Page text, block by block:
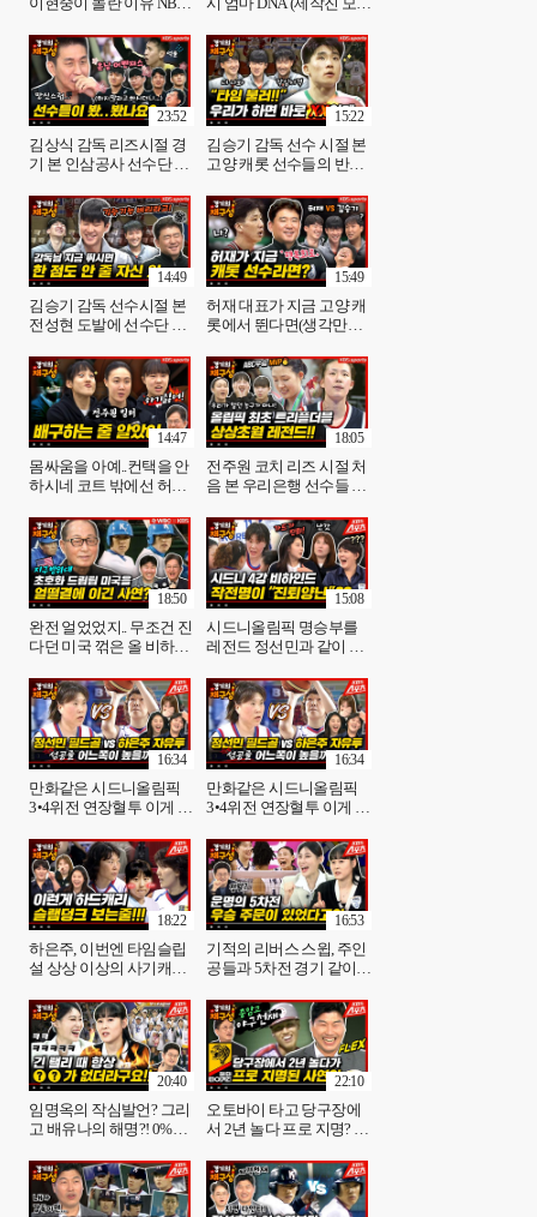
의 정석) [경기의재구
성]16화 | KBS 방송
수편➁ [경기의 재구성]17
화 ㅣ KBS 방송
김상식 감독 리즈시절 경
기 본 인삼공사 선수단 반
상식 감독편 ➀ [경기의 재
구성] 18회ㅣ KBS 방송
23:52
김승기 감독 선수 시절 본
고양 캐롯 선수들의 반응?
다)김승기 감독편 ➀[경기
의재구성] 20화ㅣ KBS 방
송
15:22
김승기 감독 선수시절 본
전성현 도발에 선수단 정
기 감독편 ➁[경기의재구
성] 21화ㅣ KBS 방송
14:49
허재 대표가 지금 고양 캐
롯에서 뛴다면(생각만해
할까? 김승기 감독편③
[경기의 재구성] 22화ㅣ
KBS 방송
15:49
몸싸움을 아예..컨택을 안
하시네 코트 밖에선 허당?
전주원 코치편 ➀ [경기의
재구성] 23회 l KBS방송
14:47
전주원 코치 리즈 시절 처
음 본 우리은행 선수들 반
슈터 지분이 50% 전주원
코치 편➁ {경기의재구
성} 24회 / KBS방송
18:05
완전 얼었었지.. 무조건 진
다던 미국 꺾은 올 비하인
인식 감독편➀ [경기의재
구성] 26화 | KBS 방송
18:50
시드니올림픽 명승부를
레전드 정선민과 같이 본
감했던 이유?? 정선민 감
독편 ➀ [경기의 재구성]
28회 l KBS방송
15:08
만화같은 시드니올림픽
3•4위전 연장혈투 이게 들
률 무엇?) 정선민 감독편
➁ [경기의재구성] 29화 l
[KBS방송]
16:34
만화같은 시드니올림픽
3•4위전 연장혈투 이게 들
률 무엇?) 정선민 감독편
➁ [경기의재구성] 29화 l
KBS방송
16:34
하은주, 이번엔 타임슬립
설 상상 이상의 사기캐였
정선민 감독편 [경기의재
구성]30화 l KBS방송
18:22
기적의 리버스 스윕, 주인
공들과 5차전 경기 같이
개! 도로공사 배유나, 임명
옥 선수편 ➀ [경기의재구
성]31회 l KBS방송
16:53
임명옥의 작심발언? 그리
고 배유나의 해명?! 0%의
로공사 배유나, 임명옥 선
수편 ➁ [경기의재구성]32
회 l [KBS방송]
20:40
오토바이 타고 당구장에
서 2년 놀다 프로 지명? 탈
력! (feat. 투수 박명환) 장
성호 위원편➀ [경기의재
구성]33회 / KBS방송
22:10